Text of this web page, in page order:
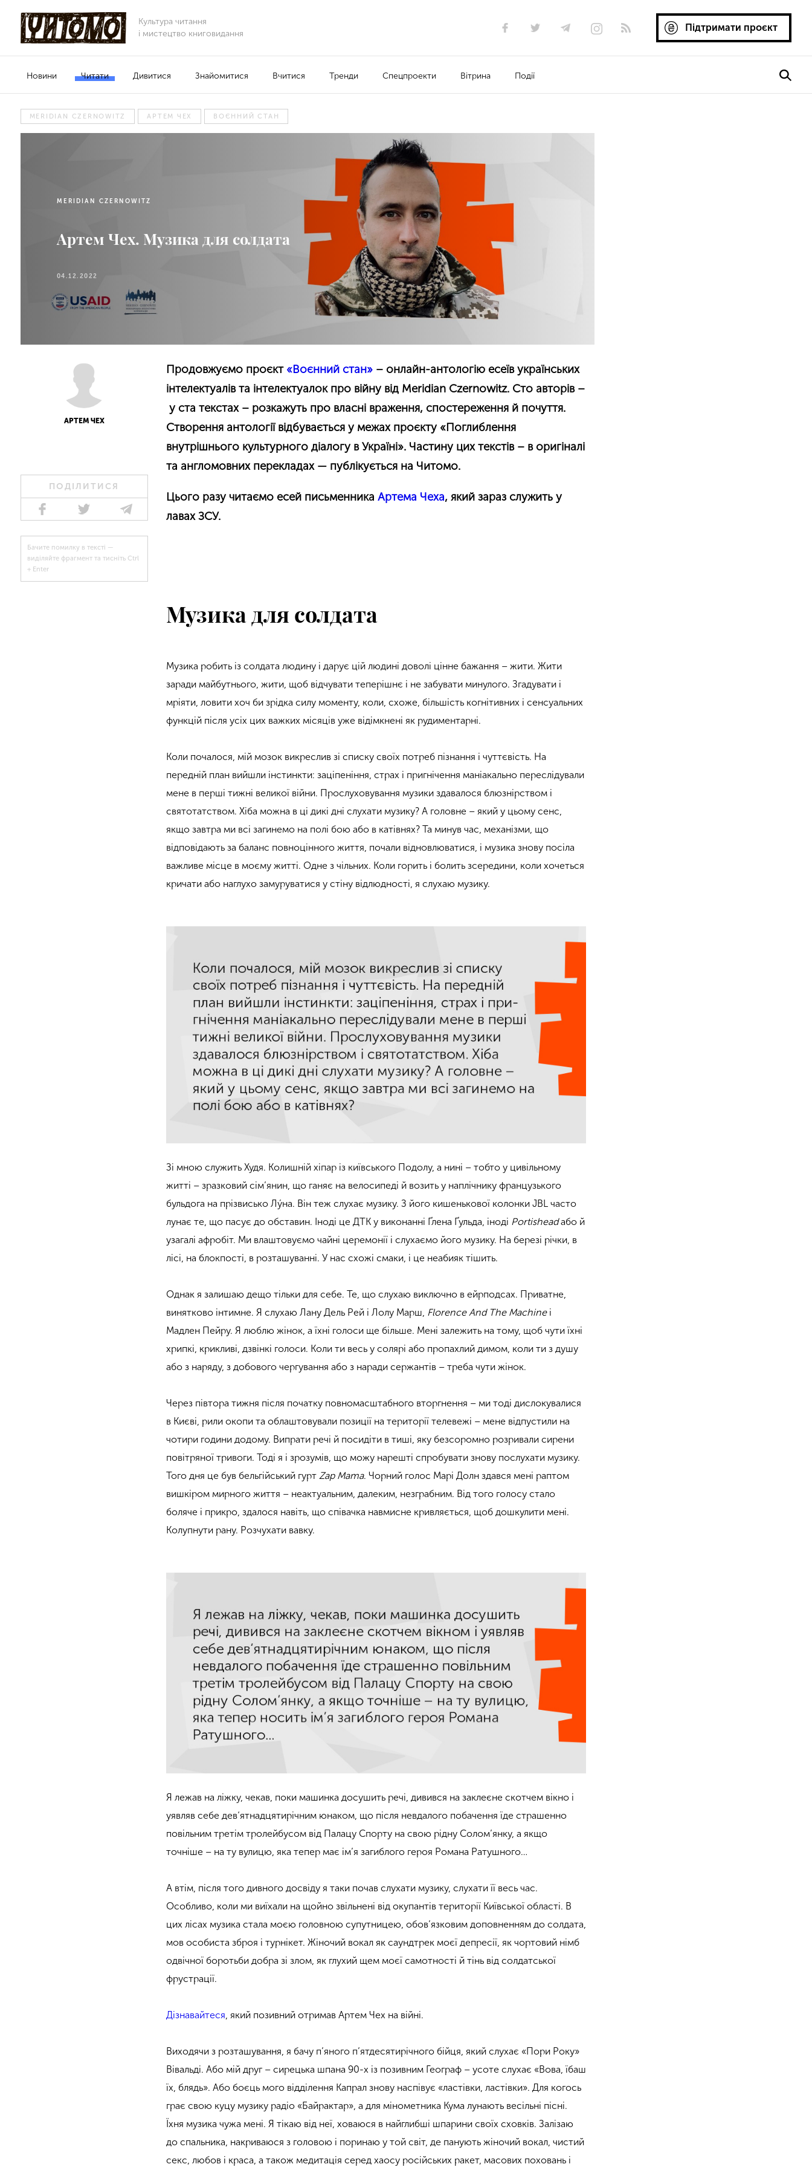
Культура читання
і мистецтво книговидання
Підтримати проєкт
Новини Читати Дивитися Знайомитися Вчитися Тренди Спецпроекти Вітрина Події
MERIDIAN CZERNOWITZ АРТЕМ ЧЕХ ВОЄННИЙ СТАН
MERIDIAN CZERNOWITZ
Артем Чех. Музика для солдата
04.12.2022
АРТЕМ ЧЕХ
ПОДІЛИТИСЯ
Бачите помилку в тексті —
виділяйте фрагмент та тисніть Ctrl
+ Enter
Продовжуємо проєкт «Воєнний стан» – онлайн-антологію есеїв українських
інтелектуалів та інтелектуалок про війну від Meridian Czernowitz. Сто авторів –
у ста текстах – розкажуть про власні враження, спостереження й почуття.
Створення антології відбувається у межах проєкту «Поглиблення
внутрішнього культурного діалогу в Україні». Частину цих текстів – в оригіналі
та англомовних перекладах — публікується на Читомо.
Цього разу читаємо есей письменникаАртема Чеха, який зараз служить у
лавах ЗСУ.
Музика для солдата
Музика робить із солдата людину і дарує цій людині доволі цінне бажання – жити. Жити
заради майбутнього, жити, щоб відчувати теперішнє і не забувати минулого. Згадувати і
мріяти, ловити хоч би зрідка силу моменту, коли, схоже, більшість когнітивних і сенсуальних
функцій після усіх цих важких місяців уже відімкнені як рудиментарні.
Коли почалося, мій мозок викреслив зі списку своїх потреб пізнання і чуттєвість. На
передній план вийшли інстинкти: заціпеніння, страх і пригнічення маніакально переслідували
мене в перші тижні великої війни. Прослуховування музики здавалося блюзнірством і
святотатством. Хіба можна в ці дикі дні слухати музику? А головне – який у цьому сенс,
якщо завтра ми всі загинемо на полі бою або в катівнях? Та минув час, механізми, що
відповідають за баланс повноцінного життя, почали відновлюватися, і музика знову посіла
важливе місце в моєму житті. Одне з чільних. Коли горить і болить зсередини, коли хочеться
кричати або наглухо замуруватися у стіну відлюдності, я слухаю музику.
Зі мною служить Худя. Колишній хіпар із київського Подолу, а нині – тобто у цивільному
житті – зразковий сім’янин, що ганяє на велосипеді й возить у наплічнику французького
бульдога на прізвисько Лýна. Він теж слухає музику. З його кишенькової колонки JBL часто
лунає те, що пасує до обставин. Іноді це ДТК у виконанні Ґлена Ґульда, іноді Portisheadабо й
узагалі афробіт. Ми влаштовуємо чайні церемонії і слухаємо його музику. На березі річки, в
лісі, на блокпості, в розташуванні. У нас схожі смаки, і це неабияк тішить.
Однак я залишаю дещо тільки для себе. Те, що слухаю виключно в ейрподсах. Приватне,
винятково інтимне. Я слухаю Лану Дель Рей і Лолу Марш, Florence And The Machineі
Мадлен Пейру. Я люблю жінок, а їхні голоси ще більше. Мені залежить на тому, щоб чути їхні
хрипкі, крикливі, дзвінкі голоси. Коли ти весь у солярі або пропахлий димом, коли ти з душу
або з наряду, з добового чергування або з наради сержантів – треба чути жінок.
Через півтора тижня після початку повномасштабного вторгнення – ми тоді дислокувалися
в Києві, рили окопи та облаштовували позиції на території телевежі – мене відпустили на
чотири години додому. Випрати речі й посидіти в тиші, яку безсоромно розривали сирени
повітряної тривоги. Тоді я і зрозумів, що можу нарешті спробувати знову послухати музику.
Того дня це був бельгійський гуртZap Mama. Чорний голос Марі Долн здався мені раптом
вишкіром мирного життя – неактуальним, далеким, незграбним. Від того голосу стало
боляче і прикро, здалося навіть, що співачка навмисне кривляється, щоб дошкулити мені.
Колупнути рану. Розчухати вавку.
Я лежав на ліжку, чекав, поки машинка досушить речі, дивився на заклеєне скотчем вікно і
уявляв себе дев‘ятнадцятирічним юнаком, що після невдалого побачення їде страшенно
повільним третім тролейбусом від Палацу Спорту на свою рідну Солом’янку, а якщо
точніше – на ту вулицю, яка тепер має ім’я загиблого героя Романа Ратушного…
А втім, після того дивного досвіду я таки почав слухати музику, слухати її весь час.
Особливо, коли ми виїхали на щойно звільнені від окупантів території Київської області. В
цих лісах музика стала моєю головною супутницею, обов’язковим доповненням до солдата,
мов особиста зброя і турнікет. Жіночий вокал як саундтрек моєї депресії, як чортовий німб
одвічної боротьби добра зі злом, як глухий щем моєї самотності й тінь від солдатської
фрустрації.
Дізнавайтеся, який позивний отримав Артем Чех на війні.
Виходячи з розташування, я бачу п’яного п’ятдесятирічного бійця, який слухає «Пори Року»
Вівальді. Або мій друг – сирецька шпана 90-х із позивним Географ – усоте слухає «Вова, їбаш
їх, блядь». Або боєць мого відділення Капрал знову наспівує «ластівки, ластівки». Для когось
грає свою куцу музику радіо «Байрактар», а для мінометника Кума лунають весільні пісні.
Їхня музика чужа мені. Я тікаю від неї, ховаюся в найглибші шпарини своїх сховків. Залізаю
до спальника, накриваюся з головою і поринаю у той світ, де панують жіночий вокал, чистий
секс, любов і краса, а також медитація серед хаосу російських ракет, масових поховань і